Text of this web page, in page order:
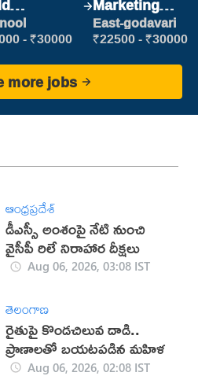
- ₹30000
Executive
East-godavari
₹22500 - ₹30000
more jobs
ఆంధ్రప్రదేశ్
డీఎస్సీ అంశంపై నేటి నుంచి
వైసీపీ రిలే నిరాహార దీక్షలు
Aug 06, 2026, 03:08 IST
తెలంగాణ
రైతుపై కొండచిలువ దాడి..
ప్రాణాలతో బయటపడిన మహిళ
Aug 06, 2026, 02:08 IST